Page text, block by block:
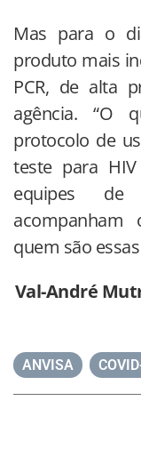
Mas para o
produto mais
PCR, de alta
agência. “O
protocolo de
teste para
equipes de
quem são
Val-André
ANVISA